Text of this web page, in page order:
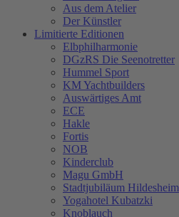
Aus dem Atelier
Der Künstler
Limitierte Editionen
Elbphilharmonie
DGzRS Die Seenotretter
Hummel Sport
KM Yachtbuilders
Auswärtiges Amt
ECE
Hakle
Fortis
NOB
Kinderclub
Magu GmbH
Stadtjubiläum Hildesheim
Yogahotel Kubatzki
Knoblauch